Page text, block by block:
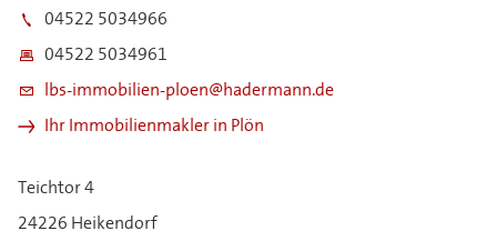
04522 5034966
04522 5034961
lbs-immobilien-ploen@hadermann.de
Ihr Immobilienmakler in Plön
Teichtor 4
24226 Heikendorf